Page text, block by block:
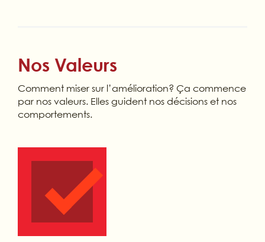
Nos Valeurs
Comment miser sur l’amélioration? Ça commence
par nos valeurs. Elles guident nos décisions et nos
comportements.